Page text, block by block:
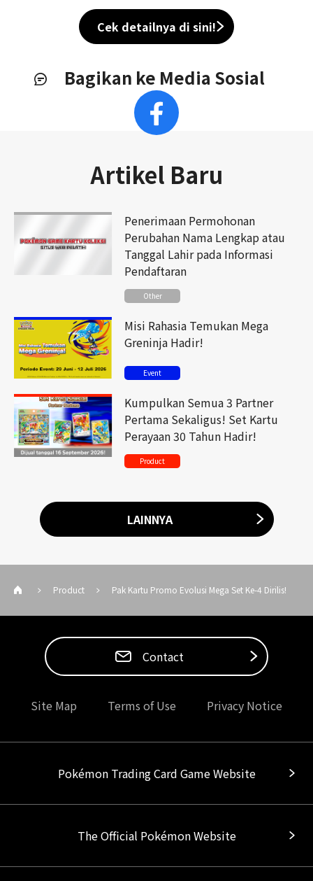
Cek detailnya di sini!
Bagikan ke Media Sosial
Artikel Baru
Penerimaan Permohonan
Perubahan Nama Lengkap atau
Tanggal Lahir pada Informasi
Pendaftaran
Other
Misi Rahasia Temukan Mega
Greninja Hadir!
Event
Kumpulkan Semua 3 Partner
Pertama Sekaligus! Set Kartu
Perayaan 30 Tahun Hadir!
Product
LAINNYA
Product Pak Kartu Promo Evolusi Mega Set Ke-4 Dirilis!
Contact
Site Map Terms of Use Privacy Notice
Pokémon Trading Card Game Website
The Official Pokémon Website